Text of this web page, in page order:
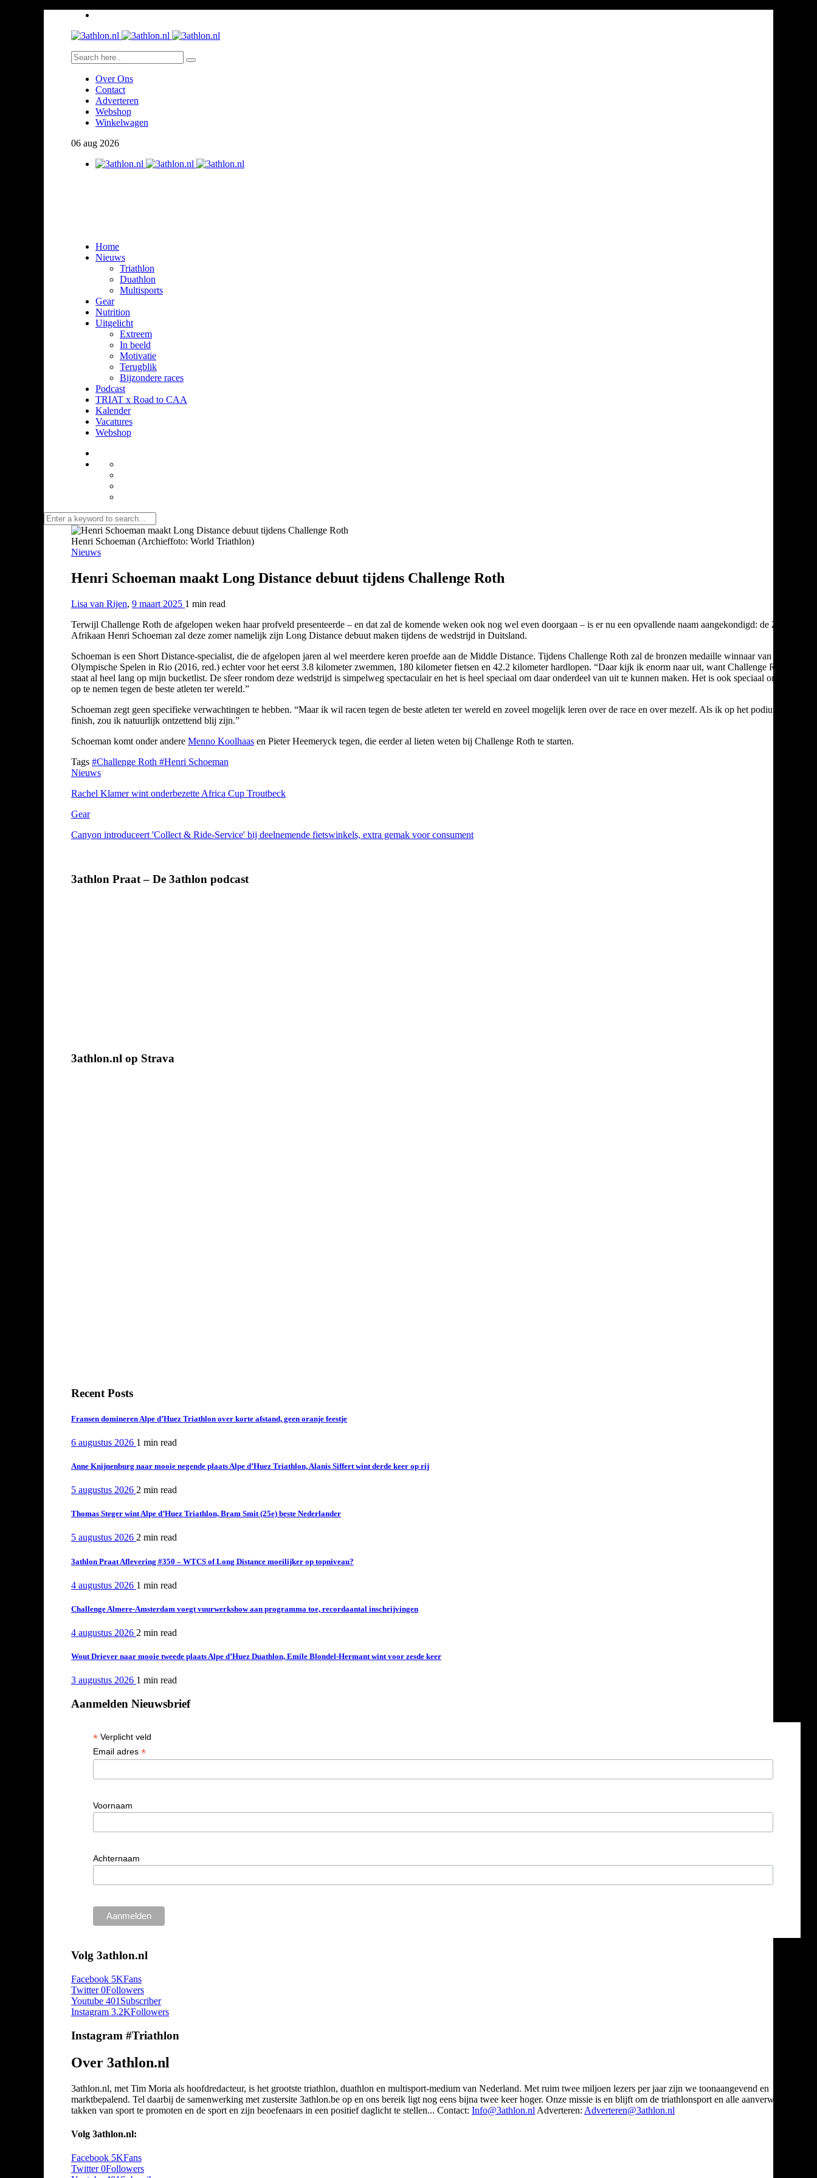
Over Ons
Contact
Adverteren
Webshop
Winkelwagen
06 aug 2026
Home
Nieuws
Triathlon
Duathlon
Multisports
Gear
Nutrition
Uitgelicht
Extreem
In beeld
Motivatie
Terugblik
Bijzondere races
Podcast
TRIAT x Road to CAA
Kalender
Vacatures
Webshop
Henri Schoeman (Archieffoto: World Triathlon)
Nieuws
Henri Schoeman maakt Long Distance debuut tijdens Challenge Roth
Lisa van Rijen, 9 maart 2025 1 min read
Terwijl Challenge Roth de afgelopen weken haar profveld presenteerde – en dat zal de komende weken ook nog wel even doorgaan – is er nu een opvallende naam aangekondigd: de Zuid-
Afrikaan Henri Schoeman zal deze zomer namelijk zijn Long Distance debuut maken tijdens de wedstrijd in Duitsland.
Schoeman is een Short Distance-specialist, die de afgelopen jaren al wel meerdere keren proefde aan de Middle Distance. Tijdens Challenge Roth zal de bronzen medaille winnaar van de
Olympische Spelen in Rio (2016, red.) echter voor het eerst 3.8 kilometer zwemmen, 180 kilometer fietsen en 42.2 kilometer hardlopen. “Daar kijk ik enorm naar uit, want Challenge Roth
staat al heel lang op mijn bucketlist. De sfeer rondom deze wedstrijd is simpelweg spectaculair en het is heel speciaal om daar onderdeel van uit te kunnen maken. Het is ook speciaal om het
op te nemen tegen de beste atleten ter wereld.”
Schoeman zegt geen specifieke verwachtingen te hebben. “Maar ik wil racen tegen de beste atleten ter wereld en zoveel mogelijk leren over de race en over mezelf. Als ik op het podium
finish, zou ik natuurlijk ontzettend blij zijn.”
Schoeman komt onder andere Menno Koolhaas en Pieter Heemeryck tegen, die eerder al lieten weten bij Challenge Roth te starten.
Tags #Challenge Roth #Henri Schoeman
Nieuws
Rachel Klamer wint onderbezette Africa Cup Troutbeck
Gear
Canyon introduceert 'Collect & Ride-Service' bij deelnemende fietswinkels, extra gemak voor consument
3athlon Praat – De 3athlon podcast
3athlon.nl op Strava
Recent Posts
Fransen domineren Alpe d’Huez Triathlon over korte afstand, geen oranje feestje
6 augustus 2026 1 min read
Anne Knijnenburg naar mooie negende plaats Alpe d’Huez Triathlon, Alanis Siffert wint derde keer op rij
5 augustus 2026 2 min read
Thomas Steger wint Alpe d’Huez Triathlon, Bram Smit (25e) beste Nederlander
5 augustus 2026 2 min read
3athlon Praat Aflevering #350 – WTCS of Long Distance moeilijker op topniveau?
4 augustus 2026 1 min read
Challenge Almere-Amsterdam voegt vuurwerkshow aan programma toe, recordaantal inschrijvingen
4 augustus 2026 2 min read
Wout Driever naar mooie tweede plaats Alpe d’Huez Duathlon, Emile Blondel-Hermant wint voor zesde keer
3 augustus 2026 1 min read
Aanmelden Nieuwsbrief
* Verplicht veld
Email adres *
Voornaam
Achternaam
Volg 3athlon.nl
Facebook 5KFans
Twitter 0Followers
Youtube 401 Subscriber
Instagram 3.2KFollowers
Instagram #Triathlon
Over 3athlon.nl
3athlon.nl, met Tim Moria als hoofdredacteur, is het grootste triathlon, duathlon en multisport-medium van Nederland. Met ruim twee miljoen lezers per jaar zijn we toonaangevend en
marktbepalend. Tel daarbij de samenwerking met zustersite 3athlon.be op en ons bereik ligt nog eens bijna twee keer hoger. Onze missie is en blijft om de triathlonsport en alle aanverwante
takken van sport te promoten en de sport en zijn beoefenaars in een positief daglicht te stellen... Contact: Info@3athlon.nl Adverteren: Adverteren@3athlon.nl
Volg 3athlon.nl:
Facebook 5KFans
Twitter 0Followers